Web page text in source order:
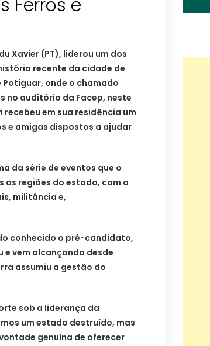
Ferros e
Xavier (PT), liderou um dos
recente da cidade de
Potiguar, onde o chamado
no auditório da Facep, neste
recebeu em sua residência um
e amigas dispostos a ajudar
da série de eventos que o
regiões do estado, com o
militância e,
conhecido o pré-candidato,
e vem alcançando desde
assumiu a gestão do
sob a liderança da
um estado destruído, mas
genuína de oferecer